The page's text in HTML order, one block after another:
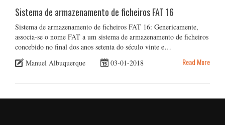
Sistema de armazenamento de ficheiros FAT 16
Sistema de armazenamento de ficheiros FAT 16: Genericamente,
associa-se o nome FAT a um sistema de armazenamento de ficheiros
concebido no final dos anos setenta do século vinte e…
Manuel Albuquerque
03-01-2018 Read More